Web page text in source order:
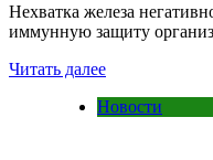
Нехватка железа
иммунную защиту
Читать далее
Новости